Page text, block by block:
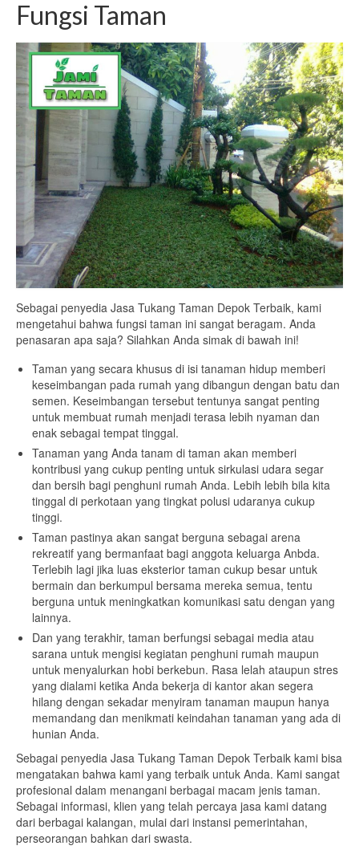
Fungsi Taman
Sebagai penyedia Jasa Tukang Taman Depok Terbaik, kami
mengetahui bahwa fungsi taman ini sangat beragam. Anda
penasaran apa saja? Silahkan Anda simak di bawah ini!
Taman yang secara khusus di isi tanaman hidup memberi
keseimbangan pada rumah yang dibangun dengan batu dan
semen. Keseimbangan tersebut tentunya sangat penting
untuk membuat rumah menjadi terasa lebih nyaman dan
enak sebagai tempat tinggal.
Tanaman yang Anda tanam di taman akan memberi
kontribusi yang cukup penting untuk sirkulasi udara segar
dan bersih bagi penghuni rumah Anda. Lebih lebih bila kita
tinggal di perkotaan yang tingkat polusi udaranya cukup
tinggi.
Taman pastinya akan sangat berguna sebagai arena
rekreatif yang bermanfaat bagi anggota keluarga Anbda.
Terlebih lagi jika luas eksterior taman cukup besar untuk
bermain dan berkumpul bersama mereka semua, tentu
berguna untuk meningkatkan komunikasi satu dengan yang
lainnya.
Dan yang terakhir, taman berfungsi sebagai media atau
sarana untuk mengisi kegiatan penghuni rumah maupun
untuk menyalurkan hobi berkebun. Rasa lelah ataupun stres
yang dialami ketika Anda bekerja di kantor akan segera
hilang dengan sekadar menyiram tanaman maupun hanya
memandang dan menikmati keindahan tanaman yang ada di
hunian Anda.
Sebagai penyedia Jasa Tukang Taman Depok Terbaik kami bisa
mengatakan bahwa kami yang terbaik untuk Anda. Kami sangat
profesional dalam menangani berbagai macam jenis taman.
Sebagai informasi, klien yang telah percaya jasa kami datang
dari berbagai kalangan, mulai dari instansi pemerintahan,
perseorangan bahkan dari swasta.